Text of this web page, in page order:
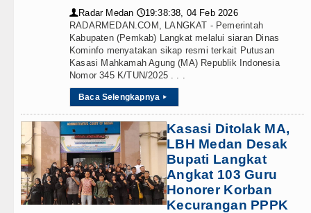
👤 Radar Medan 🕔19:38:38, 04 Feb 2026
RADARMEDAN.COM, LANGKAT - Pemerintah
Kabupaten (Pemkab) Langkat melalui siaran Dinas
Kominfo menyatakan sikap resmi terkait Putusan
Kasasi Mahkamah Agung (MA) Republik Indonesia
Nomor 345 K/TUN/2025 . . .
Baca Selengkapnya ▸
Kasasi Ditolak MA,
LBH Medan Desak
Bupati Langkat
Angkat 103 Guru
Honorer Korban
Kecurangan PPPK